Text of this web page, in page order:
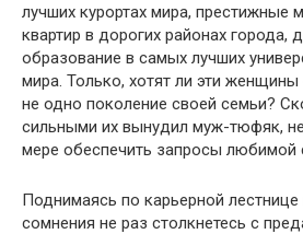
лучших курортах мира, престижные
квартир в дорогих районах города,
образование в самых лучших
мира. Только, хотят ли эти
не одно поколение своей семьи?
сильными их вынудил муж-тюфяк,
мере обеспечить запросы любимой
Поднимаясь по карьерной лестнице
сомнения не раз столкнетесь с